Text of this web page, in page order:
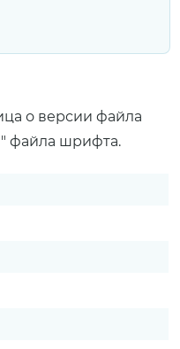
о версии файла
файла шрифта.